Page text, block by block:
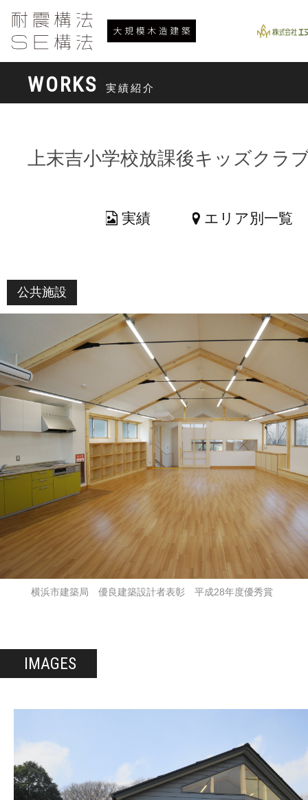
WORKS 実績紹介
上末吉小学校放課後キッズクラ
実績 エリア別一覧
公共施設
横浜市建築局 優良建築設計者表彰 平成28年度優秀賞
IMAGES